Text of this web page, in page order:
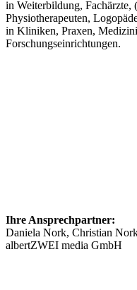
in Weiterbildung, Fachärzte,
Physiotherapeuten,
in Kliniken, Praxen,
Forschungseinrichtungen.
Ihre Ansprechpartner:
Daniela Nork, Christian
albertZWEI media GmbH